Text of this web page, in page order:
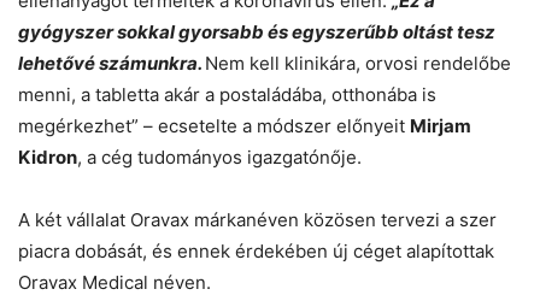
gyógyszer sokkal gyorsabb és egyszerűbb oltást tesz
lehetővé számunkra. Nem kell klinikára, orvosi rendelőbe
menni, a tabletta akár a postaládába, otthonába is
megérkezhet” – ecsetelte a módszer előnyeit Mirjam
Kidron, a cég tudományos igazgatónője.
A két vállalat Oravax márkanéven közösen tervezi a szer
piacra dobását, és ennek érdekében új céget alapítottak
Oravax Medical néven.